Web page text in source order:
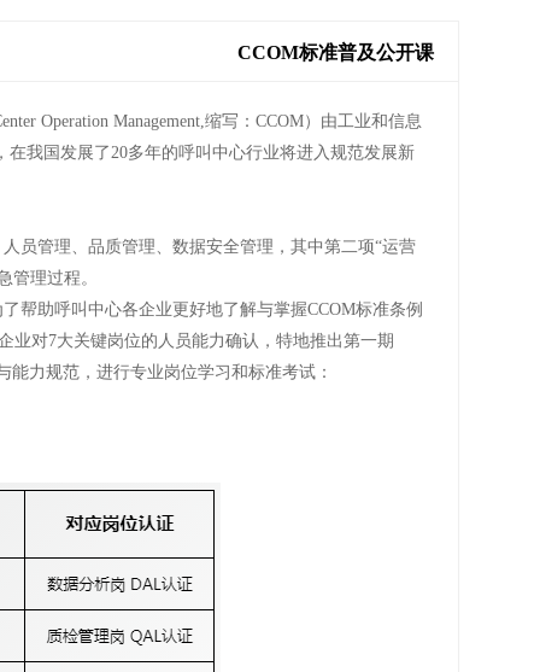
CCOM标准普及公开课
Operation Management,缩写：CCOM）由工业和信息
在我国发展了20多年的呼叫中心行业将进入规范发展新
员管理、品质管理、数据安全管理，其中第二项“运营
管理过程。
帮助呼叫中心各企业更好地了解与掌握CCOM标准条例
业对7大关键岗位的人员能力确认，特地推出第一期
力规范，进行专业岗位学习和标准考试：